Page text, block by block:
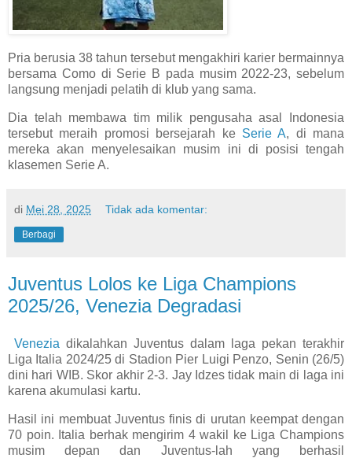
Pria berusia 38 tahun tersebut mengakhiri karier bermainnya
bersama Como di Serie B pada musim 2022-23, sebelum
langsung menjadi pelatih di klub yang sama.
Dia telah membawa tim milik pengusaha asal Indonesia
tersebut meraih promosi bersejarah ke Serie A, di mana
mereka akan menyelesaikan musim ini di posisi tengah
klasemen Serie A.
di Mei 28, 2025 Tidak ada komentar:
Berbagi
Juventus Lolos ke Liga Champions
2025/26, Venezia Degradasi
Venezia dikalahkan Juventus dalam laga pekan terakhir
Liga Italia 2024/25 di Stadion Pier Luigi Penzo, Senin (26/5)
dini hari WIB. Skor akhir 2-3. Jay Idzes tidak main di laga ini
karena akumulasi kartu.
Hasil ini membuat Juventus finis di urutan keempat dengan
70 poin. Italia berhak mengirim 4 wakil ke Liga Champions
musim depan dan Juventus-lah yang berhasil